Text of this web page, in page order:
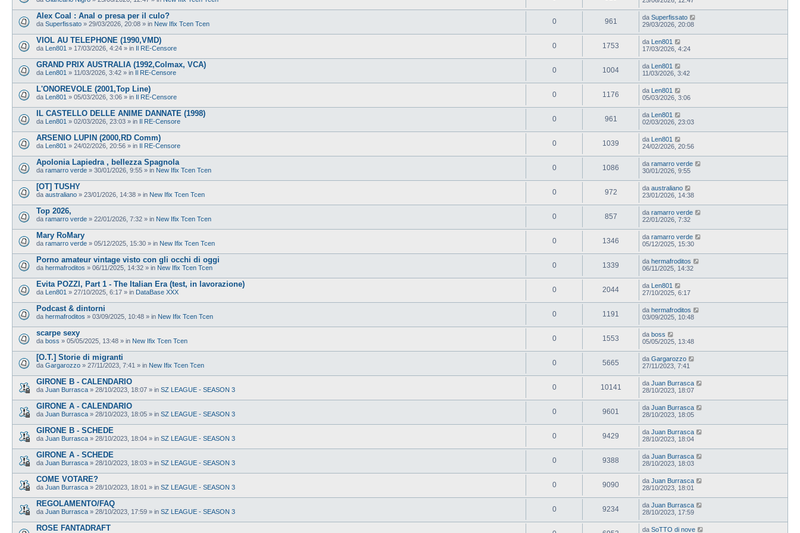
Alex Coal : Anal o presa per il culo?
da Superfissato » 29/03/2026, 20:08 » in New Ifix Tcen Tcen 0 961 da Superfissato
29/03/2026, 20:08
VIOL AU TELEPHONE (1990,VMD)
da Len801 » 17/03/2026, 4:24 » in Il RE-Censore 0 1753 da Len801
17/03/2026, 4:24
GRAND PRIX AUSTRALIA (1992,Colmax, VCA)
da Len801 » 11/03/2026, 3:42 » in Il RE-Censore 0 1004 da Len801
11/03/2026, 3:42
L'ONOREVOLE (2001,Top Line)
da Len801 » 05/03/2026, 3:06 » in Il RE-Censore 0 1176 da Len801
05/03/2026, 3:06
IL CASTELLO DELLE ANIME DANNATE (1998)
da Len801 » 02/03/2026, 23:03 » in Il RE-Censore 0 961 da Len801
02/03/2026, 23:03
ARSENIO LUPIN (2000,RD Comm)
da Len801 » 24/02/2026, 20:56 » in Il RE-Censore 0 1039 da Len801
24/02/2026, 20:56
Apolonia Lapiedra , bellezza Spagnola
da ramarro verde » 30/01/2026, 9:55 » in New Ifix Tcen Tcen 0 1086 da ramarro verde
30/01/2026, 9:55
[OT] TUSHY
da australiano » 23/01/2026, 14:38 » in New Ifix Tcen Tcen 0 972 da australiano
23/01/2026, 14:38
Top 2026,
da ramarro verde » 22/01/2026, 7:32 » in New Ifix Tcen Tcen 0 857 da ramarro verde
22/01/2026, 7:32
Mary RoMary
da ramarro verde » 05/12/2025, 15:30 » in New Ifix Tcen Tcen 0 1346 da ramarro verde
05/12/2025, 15:30
Porno amateur vintage visto con gli occhi di oggi
da hermafroditos » 06/11/2025, 14:32 » in New Ifix Tcen Tcen 0 1339 da hermafroditos
06/11/2025, 14:32
Evita POZZI, Part 1 - The Italian Era (test, in lavorazione)
da Len801 » 27/10/2025, 6:17 » in DataBase XXX 0 2044 da Len801
27/10/2025, 6:17
Podcast & dintorni
da hermafroditos » 03/09/2025, 10:48 » in New Ifix Tcen Tcen 0 1191 da hermafroditos
03/09/2025, 10:48
scarpe sexy
da boss » 05/05/2025, 13:48 » in New Ifix Tcen Tcen 0 1553 da boss
05/05/2025, 13:48
[O.T.] Storie di migranti
da Gargarozzo » 27/11/2023, 7:41 » in New Ifix Tcen Tcen 0 5665 da Gargarozzo
27/11/2023, 7:41
GIRONE B - CALENDARIO
da Juan Burrasca » 28/10/2023, 18:07 » in SZ LEAGUE - SEASON 3 0 10141 da Juan Burrasca
28/10/2023, 18:07
GIRONE A - CALENDARIO
da Juan Burrasca » 28/10/2023, 18:05 » in SZ LEAGUE - SEASON 3 0 9601 da Juan Burrasca
28/10/2023, 18:05
GIRONE B - SCHEDE
da Juan Burrasca » 28/10/2023, 18:04 » in SZ LEAGUE - SEASON 3 0 9429 da Juan Burrasca
28/10/2023, 18:04
GIRONE A - SCHEDE
da Juan Burrasca » 28/10/2023, 18:03 » in SZ LEAGUE - SEASON 3 0 9388 da Juan Burrasca
28/10/2023, 18:03
COME VOTARE?
da Juan Burrasca » 28/10/2023, 18:01 » in SZ LEAGUE - SEASON 3 0 9090 da Juan Burrasca
28/10/2023, 18:01
REGOLAMENTO/FAQ
da Juan Burrasca » 28/10/2023, 17:59 » in SZ LEAGUE - SEASON 3 0 9234 da Juan Burrasca
28/10/2023, 17:59
ROSE FANTADRAFT da SoTTO di nove